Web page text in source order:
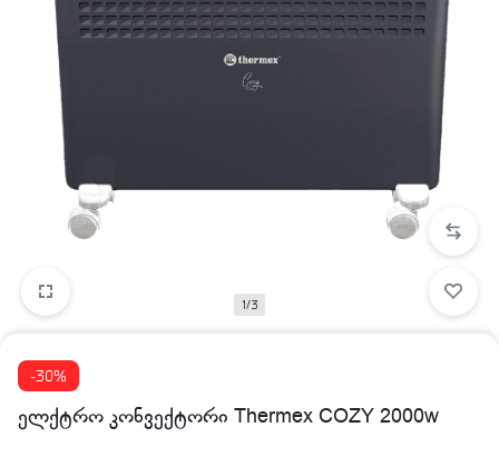
1/3
-30%
ელქტრო კონვექტორი Thermex COZY 2000w